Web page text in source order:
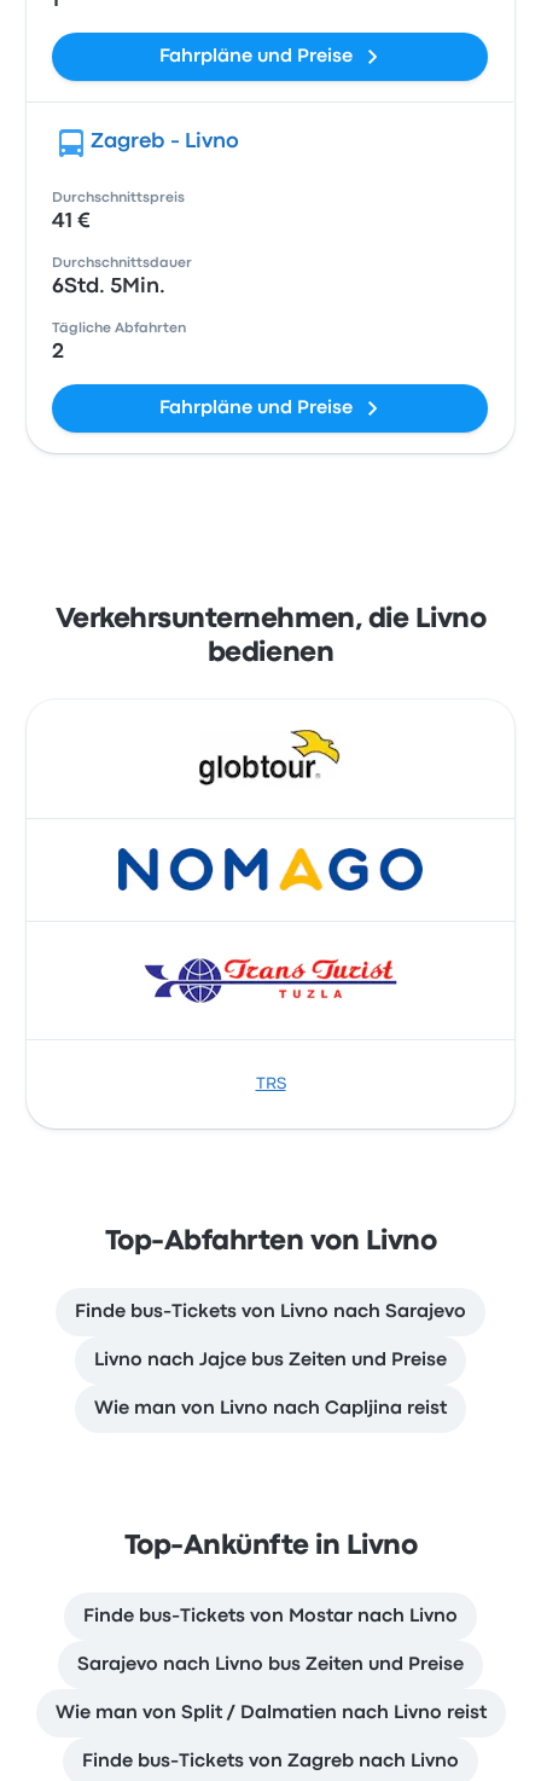
Fahrpläne und Preise
Zagreb - Livno
Durchschnittspreis
41 €
Durchschnittsdauer
6Std. 5Min.
Tägliche Abfahrten
2
Fahrpläne und Preise
Verkehrsunternehmen, die Livno
bedienen
TRS
Top-Abfahrten von Livno
Finde bus-Tickets von Livno nach Sarajevo
Livno nach Jajce bus Zeiten und Preise
Wie man von Livno nach Capljina reist
Top-Ankünfte in Livno
Finde bus-Tickets von Mostar nach Livno
Sarajevo nach Livno bus Zeiten und Preise
Wie man von Split / Dalmatien nach Livno reist
Finde bus-Tickets von Zagreb nach Livno